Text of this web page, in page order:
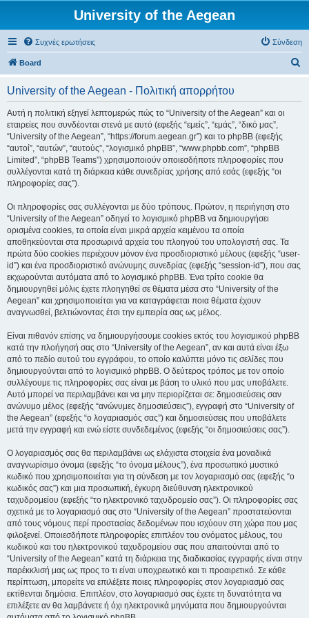
University of the Aegean
Συχνές ερωτήσεις Σύνδεση
Board
University of the Aegean - Πολιτική απορρήτου
Αυτή η πολιτική εξηγεί λεπτομερώς πώς το “University of the Aegean” και οι
εταιρείες που συνδέονται στενά με αυτό (εφεξής “εμείς”, “εμάς”, “δικό μας”,
“University of the Aegean”, “https://forum.aegean.gr”) και το phpBB (εφεξής
“αυτοί”, “αυτών”, “αυτούς”, “λογισμικό phpBB”, “www.phpbb.com”, “phpBB
Limited”, “phpBB Teams”) χρησιμοποιούν οποιεσδήποτε πληροφορίες που
συλλέγονται κατά τη διάρκεια κάθε συνεδρίας χρήσης από εσάς (εφεξής “οι
πληροφορίες σας”).
Οι πληροφορίες σας συλλέγονται με δύο τρόπους. Πρώτον, η περιήγηση στο
“University of the Aegean” οδηγεί το λογισμικό phpBB να δημιουργήσει
ορισμένα cookies, τα οποία είναι μικρά αρχεία κειμένου τα οποία
αποθηκεύονται στα προσωρινά αρχεία του πλοηγού του υπολογιστή σας. Τα
πρώτα δύο cookies περιέχουν μόνον ένα προσδιοριστικό μέλους (εφεξής “user-
id”) και ένα προσδιοριστικό ανώνυμης συνεδρίας (εφεξής “session-id”), που σας
εκχωρούνται αυτόματα από το λογισμικό phpBB. Ένα τρίτο cookie θα
δημιουργηθεί μόλις έχετε πλοηγηθεί σε θέματα μέσα στο “University of the
Aegean” και χρησιμοποιείται για να καταγράφεται ποια θέματα έχουν
αναγνωσθεί, βελτιώνοντας έτσι την εμπειρία σας ως μέλος.
Είναι πιθανόν επίσης να δημιουργήσουμε cookies εκτός του λογισμικού phpBB
κατά την πλοήγησή σας στο “University of the Aegean”, αν και αυτά είναι έξω
από το πεδίο αυτού του εγγράφου, το οποίο καλύπτει μόνο τις σελίδες που
δημιουργούνται από το λογισμικό phpBB. Ο δεύτερος τρόπος με τον οποίο
συλλέγουμε τις πληροφορίες σας είναι με βάση το υλικό που μας υποβάλετε.
Αυτό μπορεί να περιλαμβάνει και να μην περιορίζεται σε: δημοσιεύσεις σαν
ανώνυμο μέλος (εφεξής “ανώνυμες δημοσιεύσεις”), εγγραφή στο “University of
the Aegean” (εφεξής “ο λογαριασμός σας”) και δημοσιεύσεις που υποβάλετε
μετά την εγγραφή και ενώ είστε συνδεδεμένος (εφεξής “οι δημοσιεύσεις σας”).
Ο λογαριασμός σας θα περιλαμβάνει ως ελάχιστα στοιχεία ένα μοναδικά
αναγνωρίσιμο όνομα (εφεξής “το όνομα μέλους”), ένα προσωπικό μυστικό
κωδικό που χρησιμοποιείται για τη σύνδεση με τον λογαριασμό σας (εφεξής “ο
κωδικός σας”) και μια προσωπική, έγκυρη διεύθυνση ηλεκτρονικού
ταχυδρομείου (εφεξής “το ηλεκτρονικό ταχυδρομείο σας”). Οι πληροφορίες σας
σχετικά με το λογαριασμό σας στο “University of the Aegean” προστατεύονται
από τους νόμους περί προστασίας δεδομένων που ισχύουν στη χώρα που μας
φιλοξενεί. Οποιεσδήποτε πληροφορίες επιπλέον του ονόματος μέλους, του
κωδικού και του ηλεκτρονικού ταχυδρομείου σας που απαιτούνται από το
“University of the Aegean” κατά τη διάρκεια της διαδικασίας εγγραφής είναι στην
παρέκκλισή μας ως προς το τι είναι υποχρεωτικό και τι προαιρετικό. Σε κάθε
περίπτωση, μπορείτε να επιλέξετε ποιες πληροφορίες στον λογαριασμό σας
εκτίθενται δημόσια. Επιπλέον, στο λογαριασμό σας έχετε τη δυνατότητα να
επιλέξετε αν θα λαμβάνετε ή όχι ηλεκτρονικά μηνύματα που δημιουργούνται